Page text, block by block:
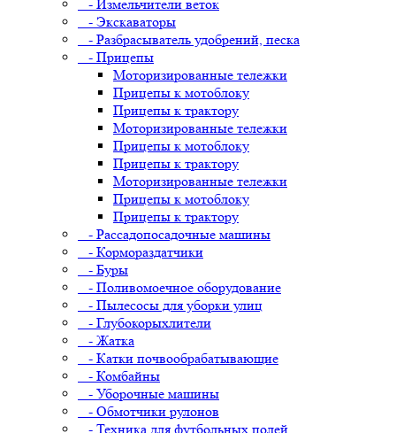
- Измельчители веток
- Экскаваторы
- Разбрасыватель удобрений, песка
- Прицепы
Моторизированные тележки
Прицепы к мотоблоку
Прицепы к трактору
Моторизированные тележки
Прицепы к мотоблоку
Прицепы к трактору
Моторизированные тележки
Прицепы к мотоблоку
Прицепы к трактору
- Рассадопосадочные машины
- Кормораздатчики
- Буры
- Поливомоечное оборудование
- Пылесосы для уборки улиц
- Глубокорыхлители
- Жатка
- Катки почвообрабатывающие
- Комбайны
- Уборочные машины
- Обмотчики рулонов
- Техника для футбольных полей